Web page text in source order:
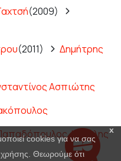
(2009)
(2011)
Δημήτρης
Ασπιώτης
,Μιχάληςx
cookies για να σας
χρήσης. Θεωρούμε ότι